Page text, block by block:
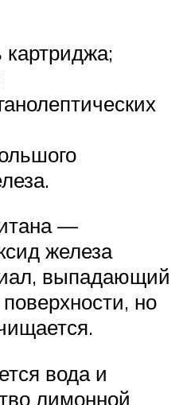
картриджа;
—
железа
выпадающий
но
вода и
лимонной